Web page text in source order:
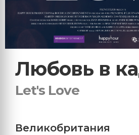
Любовь в
Let's Love
Великобритания